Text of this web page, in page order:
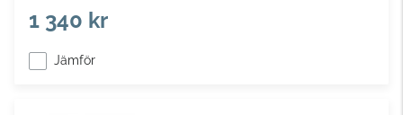
1 340 kr
Jämför